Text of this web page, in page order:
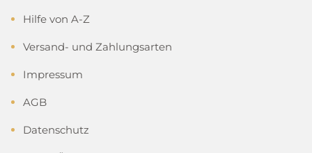
Hilfe von A-Z
Versand- und Zahlungsarten
Impressum
AGB
Datenschutz